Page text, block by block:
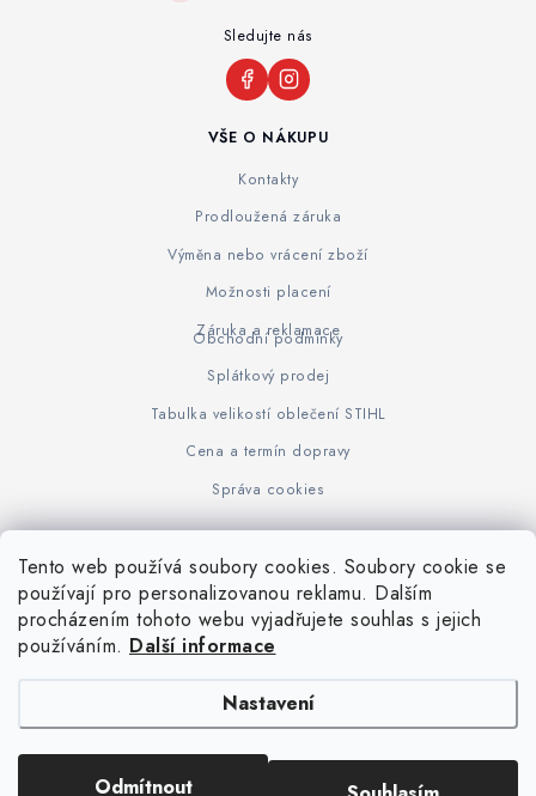
Tento web používá soubory cookies. Soubory cookie se
používají pro personalizovanou reklamu. Dalším
procházením tohoto webu vyjadřujete souhlas s jejich
používáním. Další informace
Nastavení
Odmítnout
VŠE O NÁKUPU
Kontakty
Prodloužená záruka
Výměna nebo vrácení zboží
Možnosti placení
Záruka a reklamace
Obchodní podmínky
Splátkový prodej
Tabulka velikostí oblečení STIHL
Cena a termín dopravy
Správa cookies
Sledujte nás
www.KOVOJUHASZ.cz Výrobce STIHL STIHL Timbersport
iPloty.cz - PLETIVA A NÁŘADÍ. Všechna práva vyhrazena.